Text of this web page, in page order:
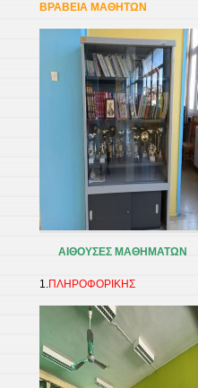
ΒΡΑΒΕΙΑ ΜΑΘΗΤΩΝ
ΑΙΘΟΥΣΕΣ ΜΑΘΗΜΑΤΩΝ
1.ΠΛΗΡΟΦΟΡΙΚΗΣ